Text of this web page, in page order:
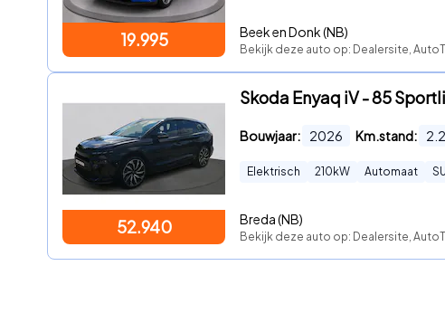
19.995 Beek en Donk (NB)
Bekijk deze auto op: Dealersite,
52.940
Skoda Enyaq iV - 85
Bouwjaar: 2026 Km.stand:
Elektrisch 210 kW Automaat
Breda (NB)
Bekijk deze auto op: Dealersite,